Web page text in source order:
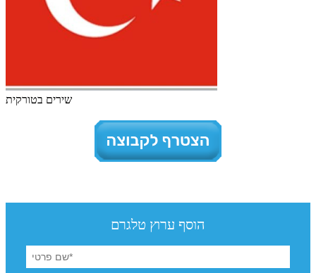
שירים בטורקית
הוסף ערוץ טלגרם